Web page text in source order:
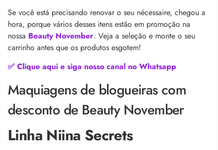
Se você está precisando renovar o seu nécessaire, chegou a
hora, porque vários desses itens estão em promoção na
nossa Beauty November. Veja a seleção e monte o seu
carrinho antes que os produtos esgotem!
✅ Clique aqui e siga nosso canal no Whatsapp
Maquiagens de blogueiras com
desconto de Beauty November
Linha Niina Secrets